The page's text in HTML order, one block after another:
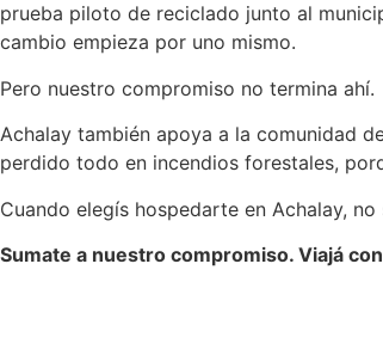
prueba piloto de reciclado junto al
cambio empieza por uno mismo.
Pero nuestro compromiso no termina ahí.
Achalay también apoya a la comunidad
perdido todo en incendios forestales,
Cuando elegís hospedarte en Achalay,
Sumate a nuestro compromiso. Viajá